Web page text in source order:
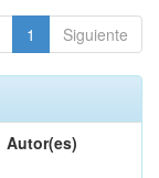
1 Siguiente
Autor(es)